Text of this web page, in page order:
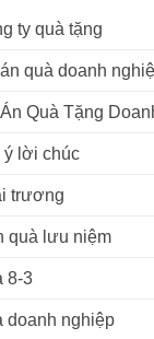
ty quà tặng
quà doanh
Quà Tặng
ý lời chúc
trương
quà lưu niệm
8-3
doanh nghiệp